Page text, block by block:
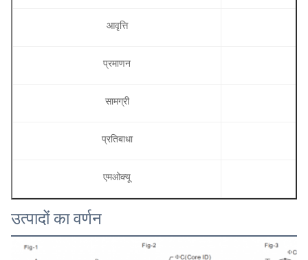
आवृत्ति
प्रमाणन
सामग्री
प्रतिबाधा
एमओक्यू
उत्पादों का वर्णन